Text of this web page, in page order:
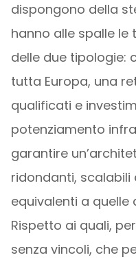
dispongono della
hanno alle spalle le
delle due tipologie:
tutta Europa, una
qualificati e
potenziamento
garantire
ridondanti,
equivalenti a quelle
Rispetto ai quali,
senza vincoli, che